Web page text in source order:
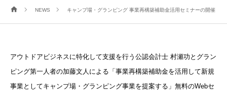
NEWS キャンプ場・グランピング 事業再構築補助金活用セミナーの開催
アウトドアビジネスに特化して支援を行う公認会計士 村瀬功とグラン
ピング第一人者の加藤文人による「事業再構築補助金を活用して新規
事業としてキャンプ場・グランピング事業を提案する」無料のWebセ